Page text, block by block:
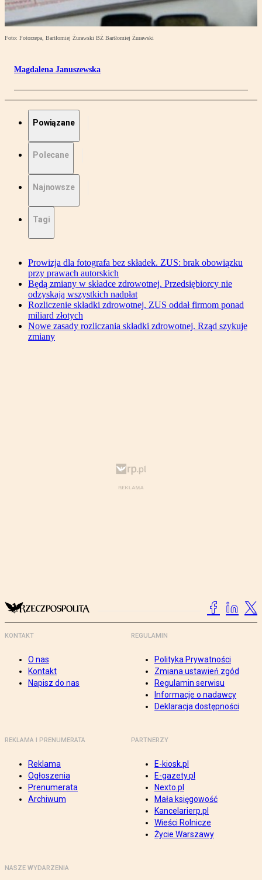
Foto: Fotorzepa, Bartłomiej Żurawski BŻ Bartłomiej Żurawski
Magdalena Januszewska
Powiązane
Polecane
Najnowsze
Tagi
Prowizja dla fotografa bez składek. ZUS: brak obowiązku
przy prawach autorskich
Będą zmiany w składce zdrowotnej. Przedsiębiorcy nie
odzyskają wszystkich nadpłat
Rozliczenie składki zdrowotnej. ZUS oddał firmom ponad
miliard złotych
Nowe zasady rozliczania składki zdrowotnej. Rząd szykuje
zmiany
KONTAKT
O nas
Kontakt
Napisz do nas
REGULAMIN
Polityka Prywatności
Zmiana ustawień zgód
Regulamin serwisu
Informacje o nadawcy
Deklaracja dostępności
REKLAMA I PRENUMERATA
Reklama
Ogłoszenia
Prenumerata
Archiwum
PARTNERZY
E-kiosk.pl
E-gazety.pl
Nexto.pl
Mała księgowość
Kancelarierp.pl
Wieści Rolnicze
Życie Warszawy
NASZE WYDARZENIA